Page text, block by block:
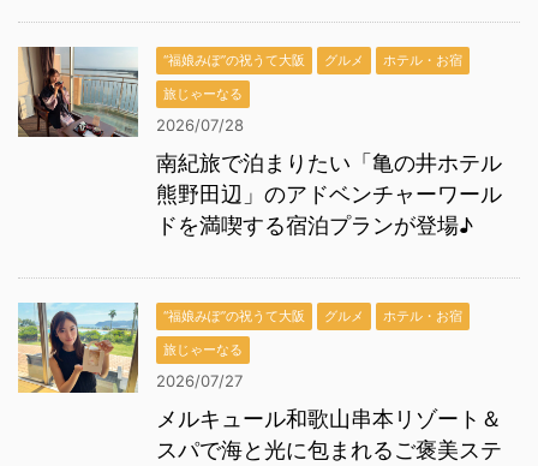
“福娘みぽ”の祝うて大阪 グルメ
ホテル・お宿
旅じゃーなる
2026/07/28
南紀旅で泊まりたい「亀の井ホテル
熊野田辺」のアドベンチャーワール
ドを満喫する宿泊プランが登場♪
“福娘みぽ”の祝うて大阪 グルメ
ホテル・お宿
旅じゃーなる
2026/07/27
メルキュール和歌山串本リゾート＆
スパで海と光に包まれるご褒美ステ